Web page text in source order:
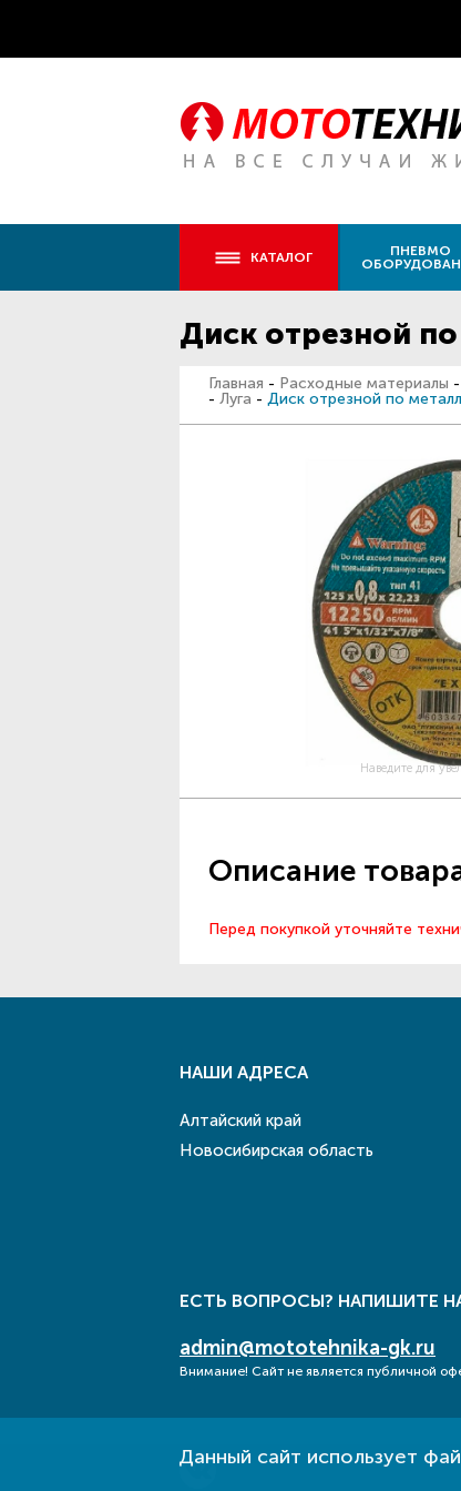
КАТАЛОГ
ПНЕВМО
Диск отрезной
Главная - Расходные материалы -
- Луга - Диск отрезной по
Наведите для
Описание
Перед покупкой уточняйте
Данный сайт использует
НАШИ АДРЕСА
Алтайский край
Новосибирская область
ЕСТЬ ВОПРОСЫ? НАПИШИТЕ
admin@mototehnika-gk.ru
Внимание! Сайт не является публичной